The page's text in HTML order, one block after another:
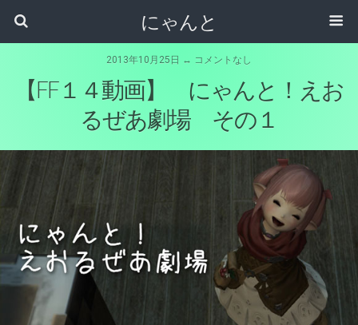
にゃんと
2013年10月25日 ↔ コメントなし
【FF１４動画】 にゃんと！えお
るぜあ劇場 その１